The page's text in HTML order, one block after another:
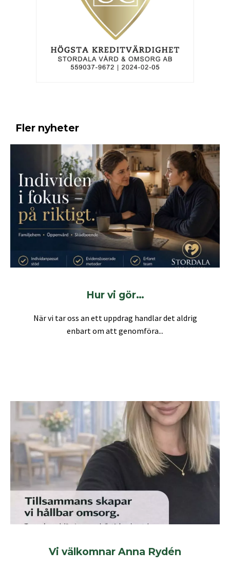
Fler nyheter
Hur vi gör…
När vi tar oss an ett uppdrag handlar det aldrig
enbart om att genomföra...
Vi välkomnar Anna Rydén